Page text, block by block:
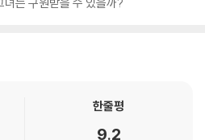
한줄평
9.2